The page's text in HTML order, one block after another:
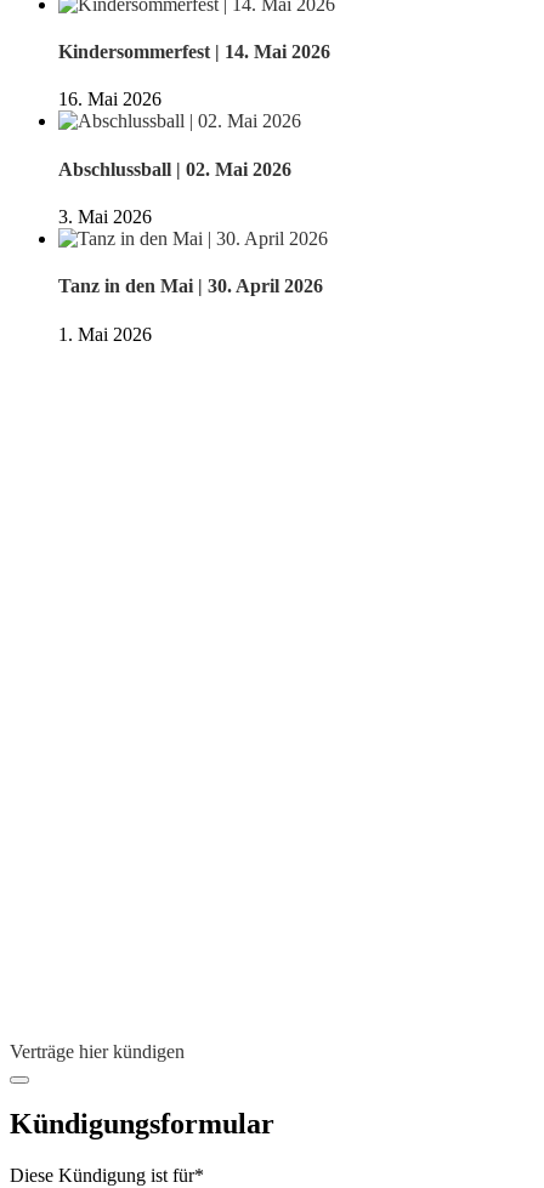
Kindersommerfest | 14. Mai 2026
16. Mai 2026
Abschlussball | 02. Mai 2026
3. Mai 2026
Tanz in den Mai | 30. April 2026
1. Mai 2026
Verträge hier kündigen
Kündigungsformular
Diese Kündigung ist für*